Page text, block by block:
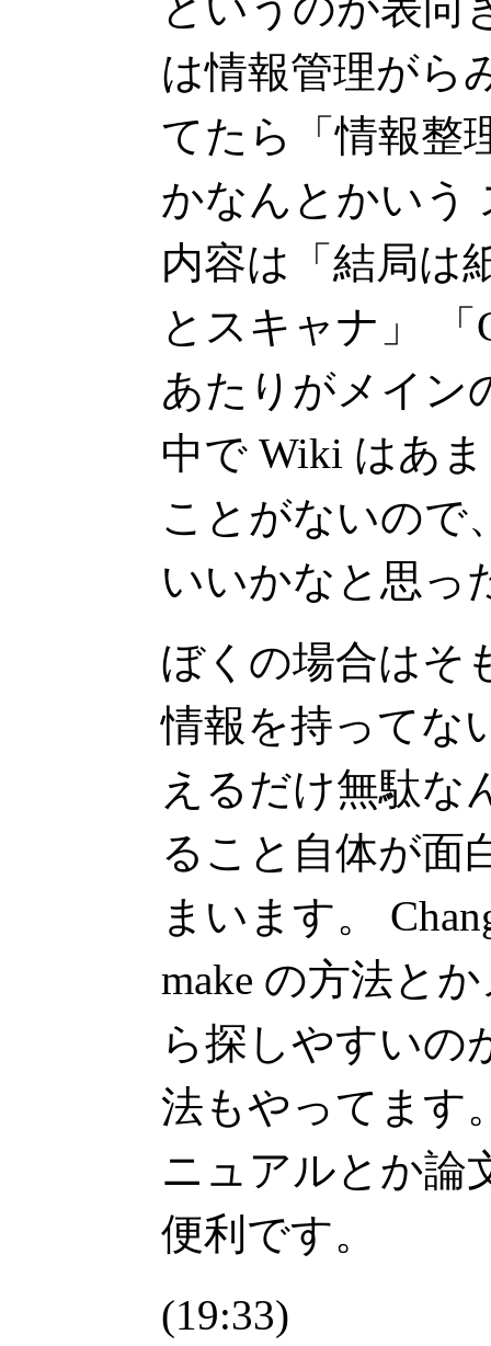
は情報管理がら
てたら「情報整
かなんとかいう
内容は「結局は
とスキャナ」 「
あたりがメイン
中で Wiki はあ
ことがないので
いいかなと思っ
ぼくの場合はそ
情報を持ってな
えるだけ無駄な
ること自体が面
まいます。
make の方法と
ら探しやすいの
法もやってます
ニュアルとか論
便利です。
(19:33)